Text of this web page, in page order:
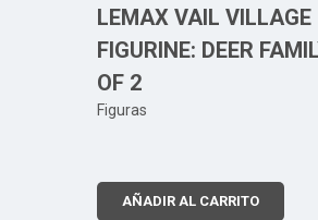
LEMAX VAIL VILLAGE
FIGURINE: DEER
OF 2
Figuras
AÑADIR AL CARRITO